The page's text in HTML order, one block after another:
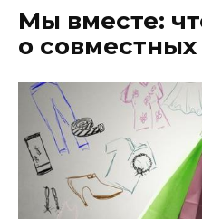
Мы вместе:
о совместных